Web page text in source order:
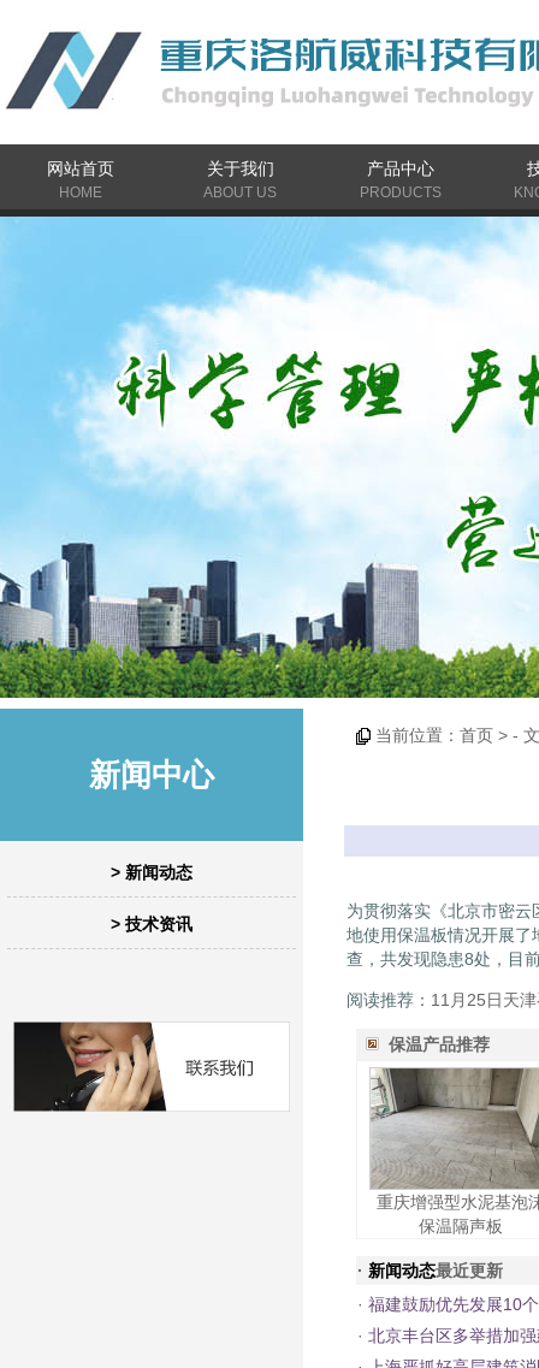
网站首页 关于我们 产品中心
HOME ABOUT US PRODUCTS
新闻中心
> 新闻动态
> 技术资讯
当前位置： 首页 > -
为贯彻落实《北京市密
地使用保温板情况开展
查，共发现隐患8处，目
阅读推荐： 11月25日天
保温产品推荐
重庆增强型水泥基泡
保温隔声板
· 新闻动态最近更新
· 福建鼓励优先发展10
· 北京丰台区多举措加